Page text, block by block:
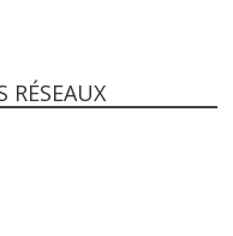
RÉSEAUX